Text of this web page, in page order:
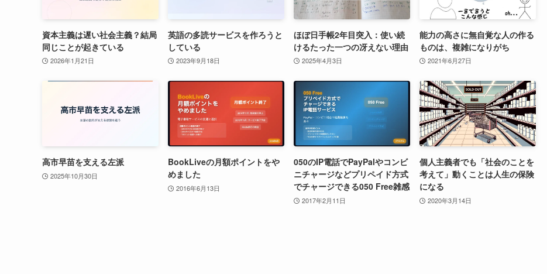
資本主義は遅い社会主義？結局
同じことが起きている
2026年1月21日
英語の多読サービスを作ろうと
している
2023年9月18日
ほぼ日手帳2年目突入：使い続
けるたった一つの冴えない理由
2025年4月3日
能力の高さに無自覚な人の作る
ものは、複雑になりがち
2021年6月27日
高市早苗を支える左派
2025年10月30日
BookLiveの月額ポイントをや
めました
2016年6月13日
050のIP電話でPayPalやコンビ
ニチャージなどプリペイド方式
でチャージできる050 Free雑感
2017年2月11日
個人主義者でも「社会のことを
考えて」動くことは人生の保険
になる
2020年3月14日